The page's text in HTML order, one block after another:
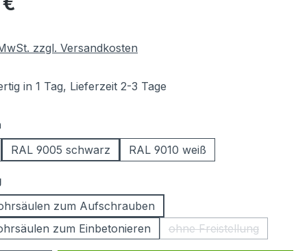
zzgl. Versandkosten
in 1 Tag, Lieferzeit 2-3 Tage
RAL 9005 schwarz RAL 9010 weiß
auswählen
zum Aufschrauben
zum Einbetonieren
ohne Freistellung
(Diese Option ist